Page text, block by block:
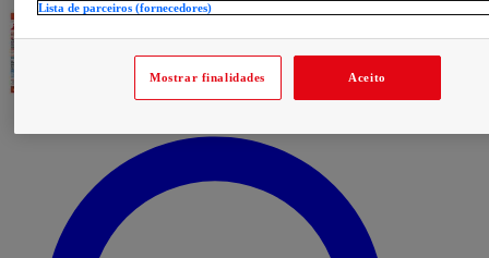
Lista de parceiros (fornecedores)
Mostrar finalidades Aceito